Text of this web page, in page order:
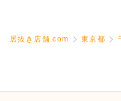
居抜き店舗.com 東京都